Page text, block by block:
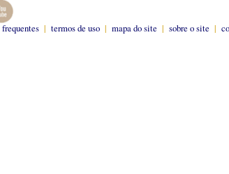
| termos de uso | mapa do site | sobre o site |